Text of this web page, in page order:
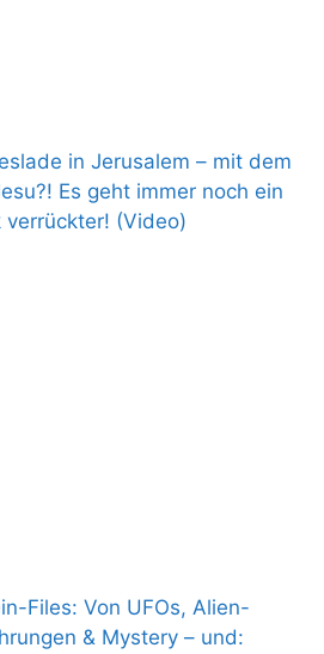
in Jerusalem – mit dem
Es geht immer noch ein
verrückter! (Video)
Files: Von UFOs, Alien-
& Mystery – und: